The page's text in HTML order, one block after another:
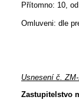
Přítomno: 10,
Omluveni: dle
Usnesení č.
Zastupitelstvo